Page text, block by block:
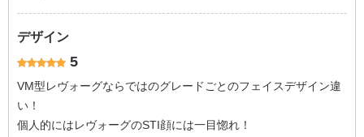
デザイン
5
VM型レヴォーグならではのグレードごとのフェイスデザイン違
い！
個人的にはレヴォーグのSTI顔には一目惚れ！